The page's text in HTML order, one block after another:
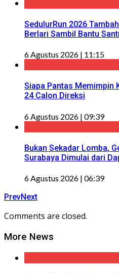
SedulurRun 2026
Berlari Sambil Bantu
6 Agustus 2026 | 11:15
Siapa Pantas Memimpin
24 Calon Direksi
6 Agustus 2026 | 09:39
Bukan Sekadar Lomba,
Surabaya Dimulai dari
6 Agustus 2026 | 06:39
PrevNext
Comments are closed.
More News